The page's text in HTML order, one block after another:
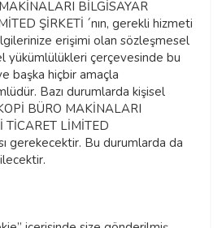
BİLGİSAYAR
ŞİRKETİ ´nın, gerekli hizmeti
erişimi olan sözleşmesel
yükümlülükleri çerçevesinde bu
başka hiçbir amaçla
Bazı durumlarda kişisel
BÜRO MAKİNALARI
TİCARET LİMİTED
gerekecektir. Bu durumlarda da